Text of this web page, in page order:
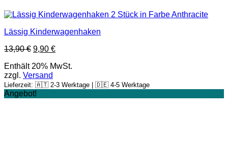
Lässig Kinderwagenhaken
13,90€ 9,90 €
Enthält 20% MwSt.
zzgl. Versand
Lieferzeit: 🇦🇹 2-3 Werktage | 🇩🇪 4-5 Werktage
Angebot!